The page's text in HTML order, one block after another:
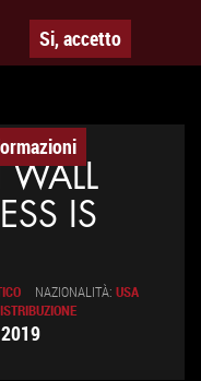
Si, accetto
WALL
IS
NAZIONALITÀ: USA